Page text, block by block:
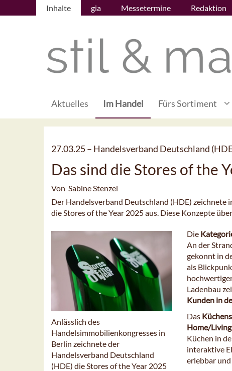
Inhalte gia Messetermine Redaktion
Aktuelles Im Handel Fürs Sortiment
27.03.25 – Handelsverband Deutschland
Das sind die Stores of the
Von Sabine Stenzel
Der Handelsverband Deutschland (HDE) zeichnete
die Stores of the Year 2025 aus. Diese Konzepte
Anlässlich des
Handelsimmobilienkongresses in
Berlin zeichnete der
Handelsverband Deutschland
(HDE) die Stores of the Year 2025
Die
An der
gekonnt in
als
Ladenbau
Kunden in
Das
Home/Living
Küchen in
interaktive
erlebbar